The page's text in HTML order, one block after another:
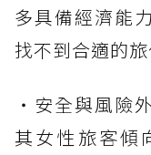
多具備經濟能
找不到合適的旅
・安全與風險
其女性旅客傾